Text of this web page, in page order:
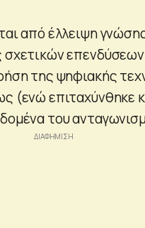
από έλλειψη γνώσης
σχετικών
της ψηφιακής
(ενώ επιταχύνθηκε
του